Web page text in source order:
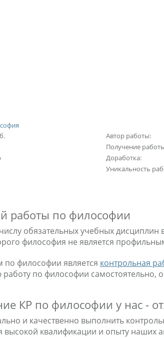
Автор работы:
Получение
Доработка:
Уникальность
работы по философии
обязательных учебных
философия не является
философии является контрольная
по философии
КР по философии у нас -
и качественно выполнить
высокой квалификации и опыту наших